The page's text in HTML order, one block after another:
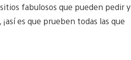
fabulosos que pueden pedir y
es que prueben todas las que